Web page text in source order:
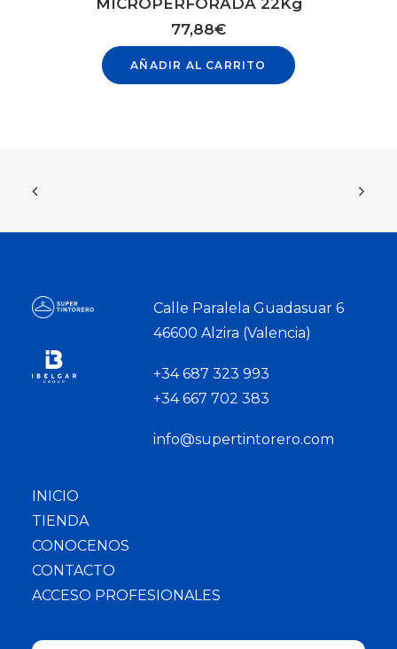
MICROPERFORADA 22Kg
77,88€
AÑADIR AL CARRITO
Calle Paralela Guadasuar 6
46600 Alzira (Valencia)
+34 687 323 993
+34 667 702 383
info@supertintorero.com
INICIO
TIENDA
CONOCENOS
CONTACTO
ACCESO PROFESIONALES